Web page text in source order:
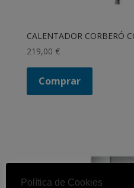
CALENTADOR CORBERÓ
219,00 €
Comprar
Política de Cookies